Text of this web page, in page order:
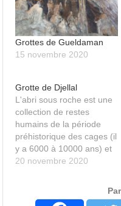
Grottes de Gueldaman
15 novembre 2020
Grotte de Djellal
L'abri sous roche est une
collection de restes
humains de la période
préhistorique des cages (il
y a 6000 à 10000 ans) et
l'incarnation de dessins
que des éléphants, des
20 novembre 2020